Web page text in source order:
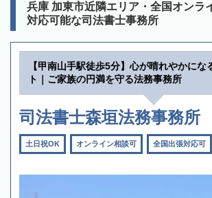
兵庫 加東市近隣エリア・全国オンラ
対応可能な司法書士事務所
【甲南山手駅徒歩5分】心が晴れやかにな
ト｜ご家族の円満を守る法務事務所
司法書士森垣法務事務所
土日祝OK オンライン相談可 全国出張対応可